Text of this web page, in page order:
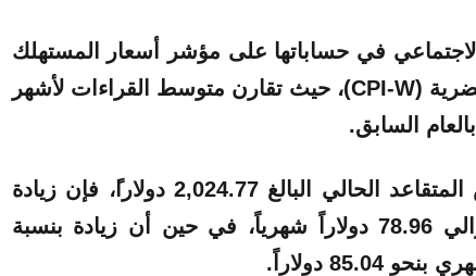
في حساباتها على مؤشر أسعار المستهلك
للعاملين في المناطق الحضرية (CPI-W)، حيث تقارن متوسط القراءات لأشهر
السابق.
الحالي البالغ 2,024.77 دولاراً، فإن زيادة
بنسبة 3.9% ستضيف حوالي 78.96 دولاراً شهرياً، في حين أن زيادة بنسبة